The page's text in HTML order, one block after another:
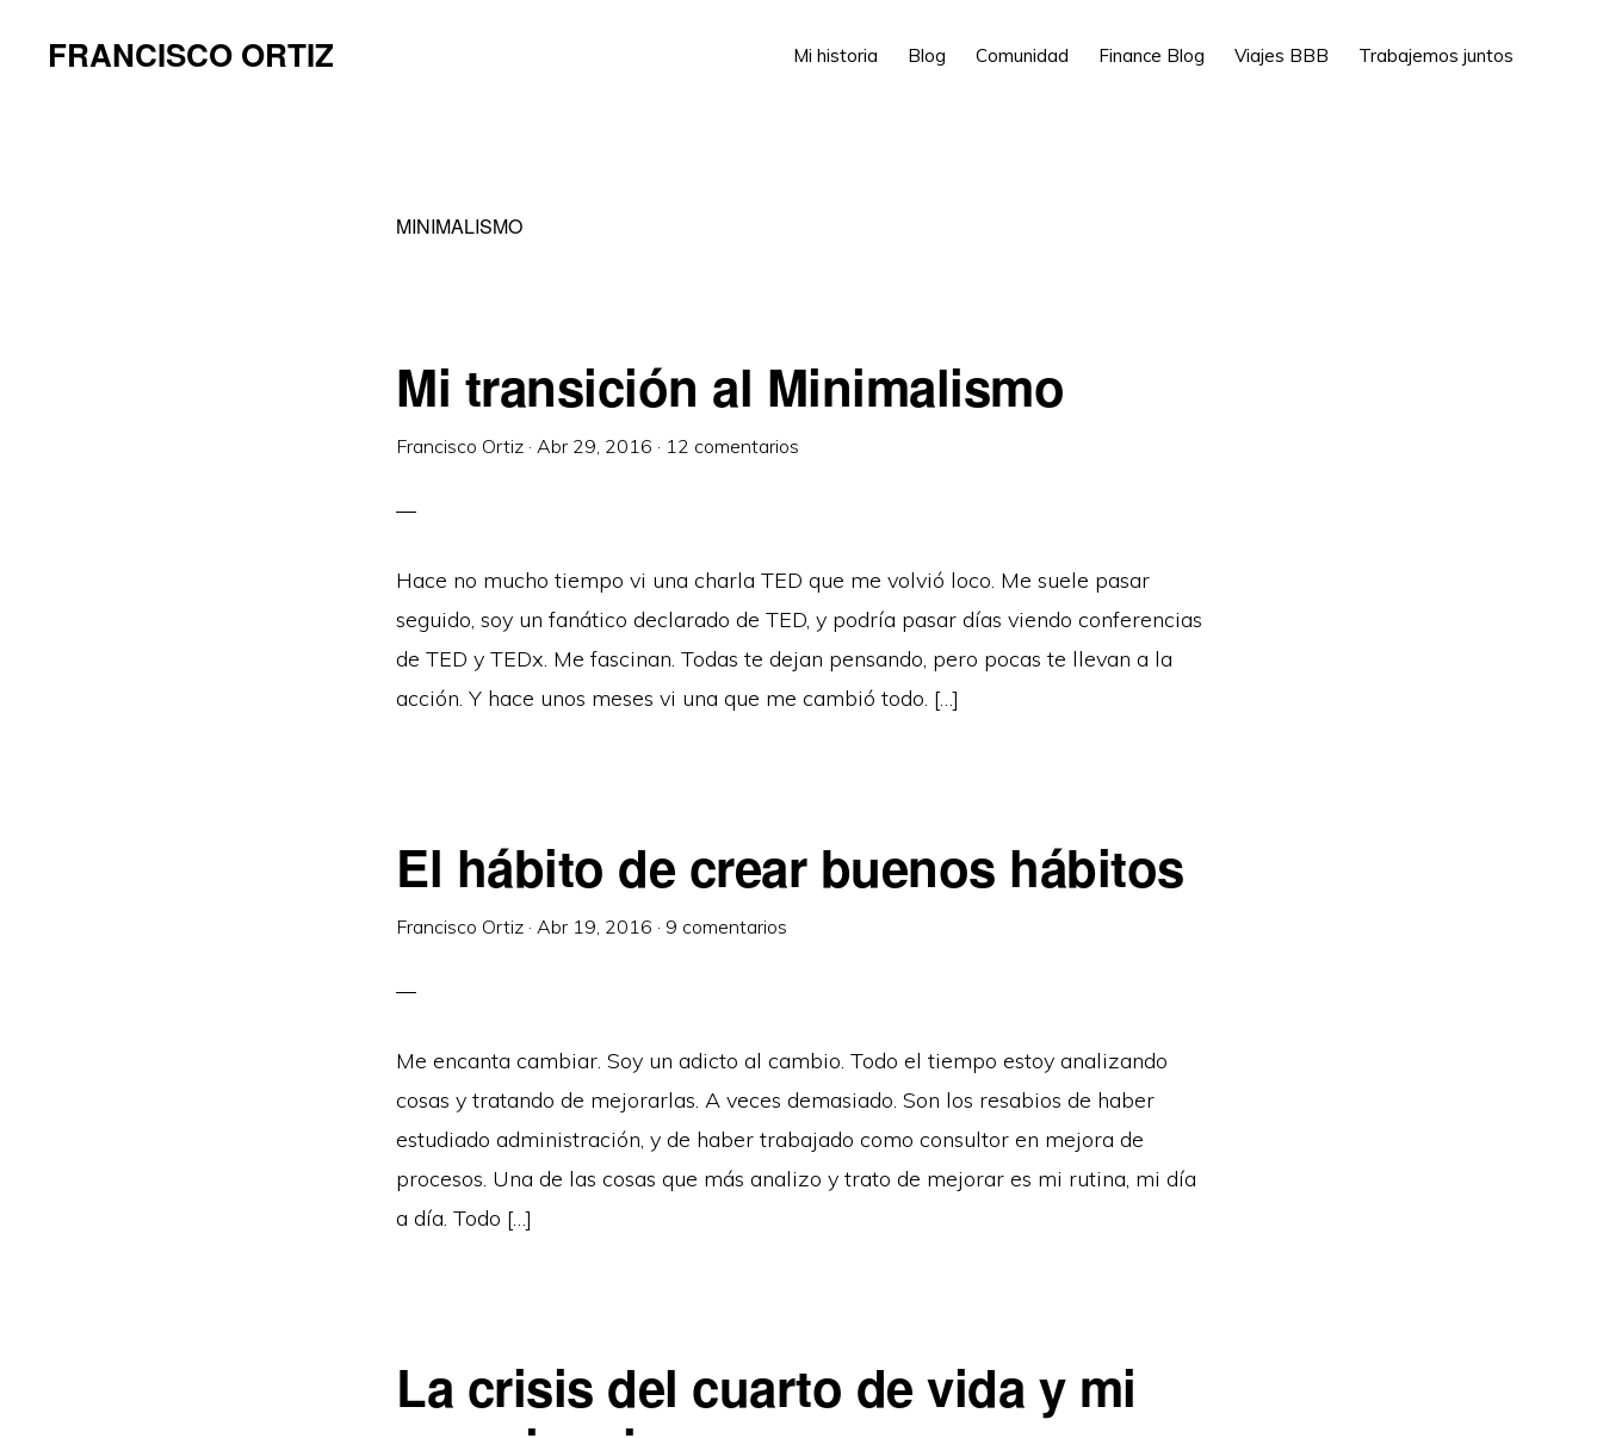
FRANCISCO ORTIZ Mi historia Blog Comunidad Finance Blog Viajes BBB Trabajemos juntos
MINIMALISMO
Mi transición al Minimalismo
Francisco Ortiz · Abr 29, 2016 · 12 comentarios
Hace no mucho tiempo vi una charla TED que me volvió loco. Me suele pasar
seguido, soy un fanático declarado de TED, y podría pasar días viendo conferencias
de TED y TEDx. Me fascinan. Todas te dejan pensando, pero pocas te llevan a la
acción. Y hace unos meses vi una que me cambió todo. […]
El hábito de crear buenos hábitos
Francisco Ortiz · Abr 19, 2016 · 9 comentarios
Me encanta cambiar. Soy un adicto al cambio. Todo el tiempo estoy analizando
cosas y tratando de mejorarlas. A veces demasiado. Son los resabios de haber
estudiado administración, y de haber trabajado como consultor en mejora de
procesos. Una de las cosas que más analizo y trato de mejorar es mi rutina, mi día
a día. Todo […]
La crisis del cuarto de vida y mi